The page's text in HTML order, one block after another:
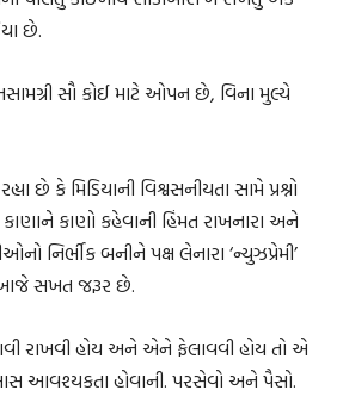
છે.
સૌ કોઈ માટે ઓપન છે, વિના મુલ્યે
છે કે મિડિયાની વિશ્વસનીયતા સામે પ્રશ્નો
કાણો કહેવાની હિંમત રાખનારા અને
નિર્ભીક બનીને પક્ષ લેનારા ‘ન્યુઝપ્રેમી’
આજે સખત જરૂર છે.
રાખવી હોય અને એને ફેલાવવી હોય તો એ
આવશ્યકતા હોવાની. પરસેવો અને પૈસો.